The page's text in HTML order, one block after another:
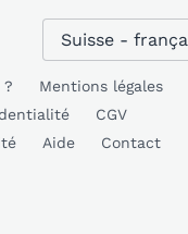
?
Mentions légales
CGV
Aide Contact